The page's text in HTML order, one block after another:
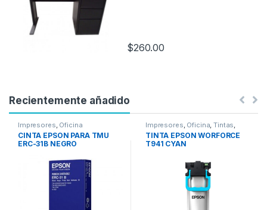
$260.00
Recientemente añadido
Impresores Oficina
CINTA EPSON PARA TMU
ERC-31B NEGRO
Impresores Oficina ,Tintas
Tintas Epson
TINTA EPSON WORFORCE
T941 CYAN